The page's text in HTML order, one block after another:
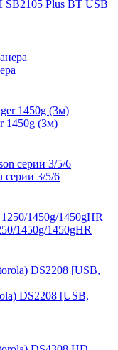
SB2105 Plus BT USB
1450g (3м)
серии 3/5/6
1450g/1450gHR
DS2208 [USB,